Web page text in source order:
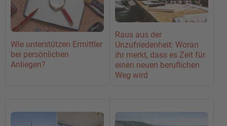
Wie unterstützen Ermittler
bei persönlichen
Anliegen?
Raus aus der
Unzufriedenheit: Woran
ihr merkt, dass es Zeit für
einen neuen beruflichen
Weg wird